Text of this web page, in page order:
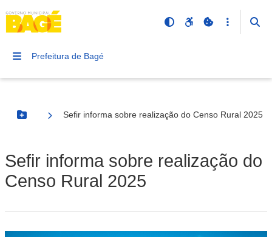
Prefeitura de Bagé
Botão Menu
Sefir informa sobre realização do Censo Rural 2025
Sefir informa sobre realização do
Censo Rural 2025